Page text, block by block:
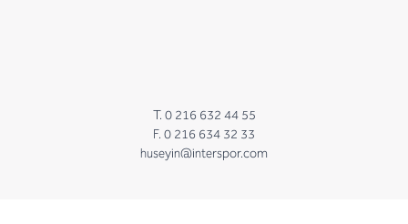
T. 0 216 632 44 55
F. 0 216 634 32 33
huseyin@interspor.com